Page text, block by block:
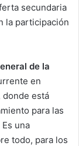
secundaria
la participación
de la
en
donde está
para las
Es una
todo, para los